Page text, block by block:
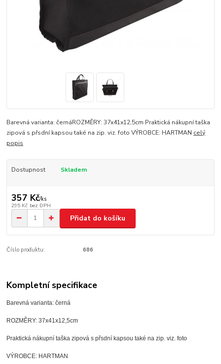
Barevná varianta: černáROZMĚRY: 37x41x12,5cm Praktická nákupní taška
zipová s přsdní kapsou také na zip. viz. foto VÝROBCE: HARTMAN celý
popis
Dostupnost Skladem
357 Kč/ks
295 Kč bez DPH
Přidat do košíku
Číslo produktu: 686
Kompletní specifikace
Barevná varianta: černá
ROZMĚRY: 37x41x12,5cm
Praktická nákupní taška zipová s přsdní kapsou také na zip. viz. foto
VÝROBCE: HARTMAN